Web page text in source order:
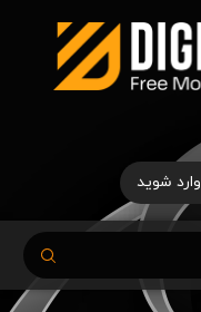
وارد شوید